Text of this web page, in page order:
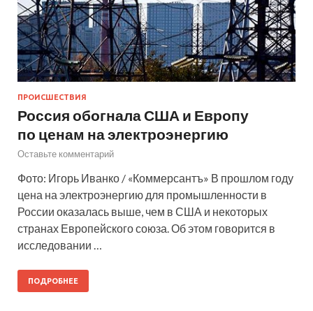
ПРОИСШЕСТВИЯ
Россия обогнала США и Европу
по ценам на электроэнергию
Оставьте комментарий
Фото: Игорь Иванко / «Коммерсантъ» В прошлом году
цена на электроэнергию для промышленности в
России оказалась выше, чем в США и некоторых
странах Европейского союза. Об этом говорится в
исследовании …
ПОДРОБНЕЕ